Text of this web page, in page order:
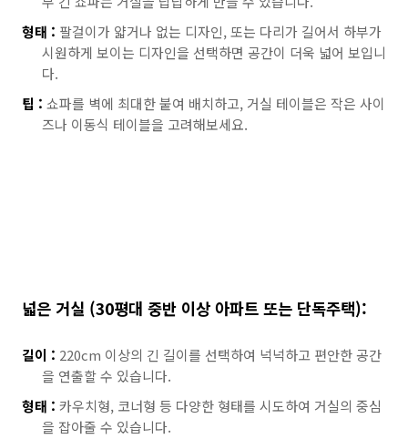
형태 : 팔걸이가 얇거나 없는 디자인, 또는 다리가 길어서 하부가
시원하게 보이는 디자인을 선택하면 공간이 더욱 넓어 보입니
다.
팁 : 쇼파를 벽에 최대한 붙여 배치하고, 거실 테이블은 작은 사이
즈나 이동식 테이블을 고려해보세요.
넓은 거실 (30평대 중반 이상 아파트 또는 단독주택):
길이 : 220cm 이상의 긴 길이를 선택하여 넉넉하고 편안한 공간
을 연출할 수 있습니다.
형태 : 카우치형, 코너형 등 다양한 형태를 시도하여 거실의 중심
을 잡아줄 수 있습니다.